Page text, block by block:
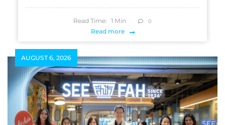
Read Time: 1 Min 0
Read more
AUGUST 6, 2026